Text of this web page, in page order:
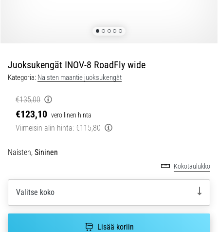
oli
kyseessä
harrastaja
ammattilainen.
5. 8. 2026
6 min. luetaan
Plantaarifaskiitti:
Oireet,
syyt
Juoksukengät INOV-8 RoadFly wide
Kategoria: Naisten maantie juoksukengät
€135,00
€123,10 verollinen hinta
Viimeisin alin hinta: €115,80
Naisten, Sininen
Kokotaulukko
Valitse koko
Lisää koriin